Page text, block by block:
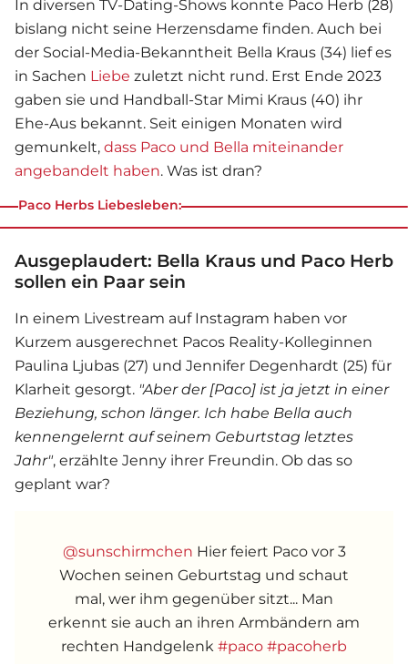
In diversen TV-Dating-Shows konnte Paco Herb (28)
bislang nicht seine Herzensdame finden. Auch bei
der Social-Media-Bekanntheit Bella Kraus (34) lief es
in Sachen Liebe zuletzt nicht rund. Erst Ende 2023
gaben sie und Handball-Star Mimi Kraus (40) ihr
Ehe-Aus bekannt. Seit einigen Monaten wird
gemunkelt, dass Paco und Bella miteinander
angebandelt haben. Was ist dran?
Paco Herbs Liebesleben:
Ausgeplaudert: Bella Kraus und Paco Herb
sollen ein Paar sein
In einem Livestream auf Instagram haben vor
Kurzem ausgerechnet Pacos Reality-Kolleginnen
Paulina Ljubas (27) und Jennifer Degenhardt (25) für
Klarheit gesorgt. "Aber der [Paco] ist ja jetzt in einer
Beziehung, schon länger. Ich habe Bella auch
kennengelernt auf seinem Geburtstag letztes
Jahr", erzählte Jenny ihrer Freundin. Ob das so
geplant war?
@sunschirmchen Hier feiert Paco vor 3
Wochen seinen Geburtstag und schaut
mal, wer ihm gegenüber sitzt... Man
erkennt sie auch an ihren Armbändern am
rechten Handgelenk #paco #pacoherb